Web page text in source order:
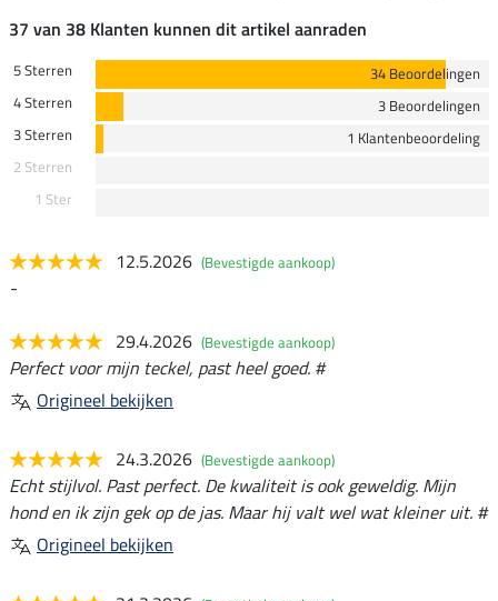
37 van 38 Klanten kunnen dit artikel aanraden
5 Sterren
34 Beoordelingen
4 Sterren
3 Beoordelingen
3 Sterren
1 Klantenbeoordeling
2 Sterren
1 Ster
12.5.2026 (Bevestigde aankoop)
-
29.4.2026 (Bevestigde aankoop)
Perfect voor mijn teckel, past heel goed. #
Origineel bekijken
24.3.2026 (Bevestigde aankoop)
Echt stijlvol. Past perfect. De kwaliteit is ook geweldig. Mijn
hond en ik zijn gek op de jas. Maar hij valt wel wat kleiner uit. #
Origineel bekijken